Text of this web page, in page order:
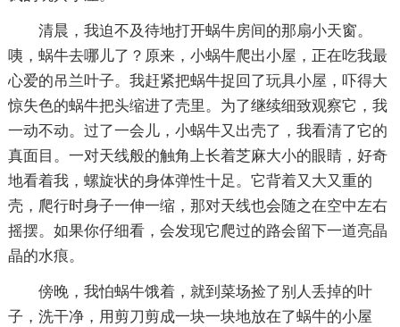
清晨，我迫不及待地打开蜗牛房间的那扇小天窗。
咦，蜗牛去哪儿了？原来，小蜗牛爬出小屋，正在吃我最
心爱的吊兰叶子。我赶紧把蜗牛捉回了玩具小屋，吓得大
惊失色的蜗牛把头缩进了壳里。为了继续细致观察它，我
一动不动。过了一会儿，小蜗牛又出壳了，我看清了它的
真面目。一对天线般的触角上长着芝麻大小的眼睛，好奇
地看着我，螺旋状的身体弹性十足。它背着又大又重的
壳，爬行时身子一伸一缩，那对天线也会随之在空中左右
摇摆。如果你仔细看，会发现它爬过的路会留下一道亮晶
晶的水痕。
傍晚，我怕蜗牛饿着，就到菜场捡了别人丢掉的叶
子，洗干净，用剪刀剪成一块一块地放在了蜗牛的小屋